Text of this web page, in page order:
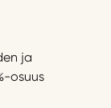
ja
osuus